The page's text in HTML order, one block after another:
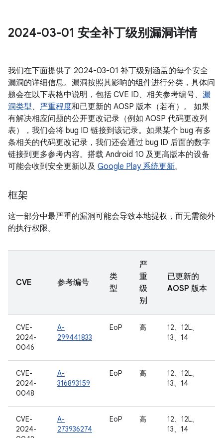
2024-03-01 安全补丁级别漏洞详情
我们在下面提供了 2024-03-01 补丁级别涵盖的每个安全
漏洞的详细信息。漏洞按照其影响的组件进行分类，具体问
题会在以下表格中说明，包括 CVE ID、相关参考编号、 漏
洞类型、 严重程度和已更新的 AOSP 版本（若有）。 如果
有解决相应问题的公开更改记录（例如 AOSP 代码更改列
表），我们会将 bug ID 链接到该记录。如果某个 bug 有多
条相关的代码更改记录，我们还会通过 bug ID 后面的数字
链接到更多参考内容。搭载 Android 10 及更高版本的设备
可能会收到安全更新以及 Google Play 系统更新。
框架
这一部分中最严重的漏洞可能会导致本地提权，而无需额外
的执行权限。
CVE 参考编号
类
型
严
重
级
别
已更新的
AOSP 版本
CVE-
2024-
0046
A-
299441833
EoP 高
12、12L、
13、14
CVE-
2024-
0048
A-
316893159
EoP 高
12、12L、
13、14
CVE-
2024-
A-
273936274
EoP 高
12、12L、
13、14